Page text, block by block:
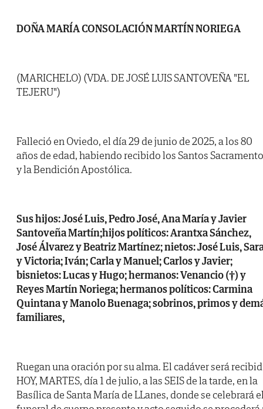
DOÑA MARÍA CONSOLACIÓN MARTÍN NORIEGA
(MARICHELO) (VDA. DE JOSÉ LUIS SANTOVEÑA "EL
TEJERU")
Falleció en Oviedo, el día 29 de junio de 2025, a los 80
años de edad, habiendo recibido los Santos
y la Bendición Apostólica.
Sus hijos: José Luis, Pedro José, Ana María y Javier
Santoveña Martín;hijos políticos: Arantxa Sánchez,
José Álvarez y Beatriz Martínez; nietos: José Luis,
y Victoria; Iván; Carla y Manuel; Carlos y Javier;
bisnietos: Lucas y Hugo; hermanos: Venancio (†) y
Reyes Martín Noriega; hermanos políticos: Carmina
Quintana y Manolo Buenaga; sobrinos, primos y
familiares,
Ruegan una oración por su alma. El cadáver será
HOY, MARTES, día 1 de julio, a las SEIS de la tarde, en la
Basílica de Santa María de LLanes, donde se celebrará